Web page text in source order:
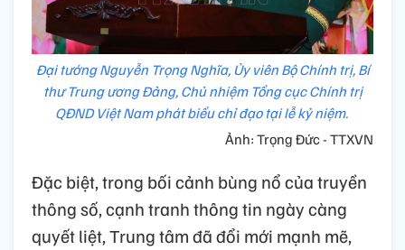
Đại tướng Nguyễn Trọng Nghĩa, Ủy viên Bộ Chính trị, Bí
thư Trung ương Đảng, Chủ nhiệm Tổng cục Chính trị
QĐND Việt Nam phát biểu chỉ đạo tại lễ kỷ niệm.
Ảnh: Trọng Đức - TTXVN
Đặc biệt, trong bối cảnh bùng nổ của truyền
thông số, cạnh tranh thông tin ngày càng
quyết liệt, Trung tâm đã đổi mới mạnh mẽ,